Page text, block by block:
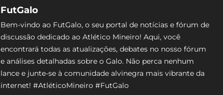
FutGalo
Bem-vindo ao FutGalo, o seu portal de notícias e fórum de
discussão dedicado ao Atlético Mineiro! Aqui, você
encontrará todas as atualizações, debates no nosso fórum
e análises detalhadas sobre o Galo. Não perca nenhum
lance e junte-se à comunidade alvinegra mais vibrante da
internet! #AtléticoMineiro #FutGalo